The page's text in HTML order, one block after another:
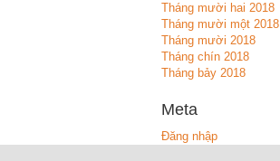
Tháng mười hai 2018
Tháng mười một 2018
Tháng mười 2018
Tháng chín 2018
Tháng bảy 2018
Meta
Đăng nhập